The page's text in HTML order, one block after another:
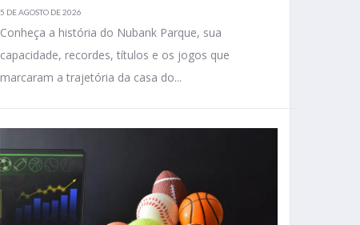
5 DE AGOSTO DE 2026
Conheça a história do Nubank Parque, sua
capacidade, recordes, títulos e os jogos que
marcaram a trajetória da casa do...